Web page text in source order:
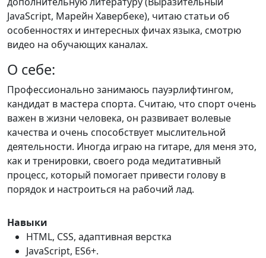
JavaScript, Марейн Хавербеке), читаю статьи об
особенностях и интересных фичах языка, смотрю
видео на обучающих каналах.
О себе:
Профессионально занимаюсь пауэрлифтингом,
кандидат в мастера спорта. Считаю, что спорт очень
важен в жизни человека, он развивает волевые
качества и очень способствует мыслительной
деятельности. Иногда играю на гитаре, для меня это,
как и тренировки, своего рода медитативный
процесс, который помогает привести голову в
порядок и настроиться на рабочий лад.
Навыки
HTML, CSS, адаптивная верстка
JavaScript, ES6+.